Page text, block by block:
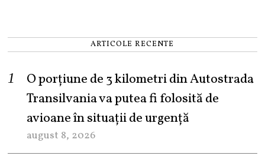
ARTICOLE RECENTE
O porțiune de 3 kilometri din Autostrada
Transilvania va putea fi folosită de
avioane în situații de urgență
august 8, 2026